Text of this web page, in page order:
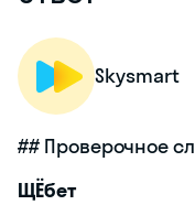
Skysmart
## Проверочное
ЩЁбет